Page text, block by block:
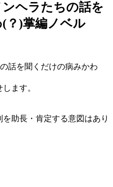
ヘラたちの話を
？)掌編ノベル
話を聞くだけの病みかわ
ます。
助長・肯定する意図はあり